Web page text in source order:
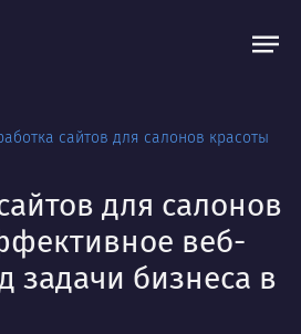
сайтов для салонов красоты
для салонов
веб-
задачи бизнеса в